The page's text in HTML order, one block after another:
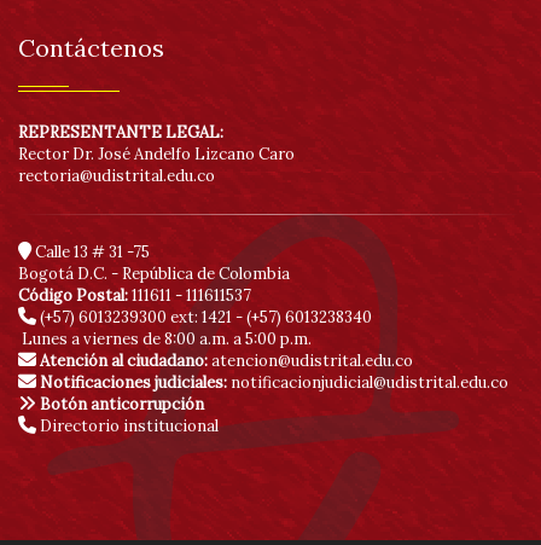
Contáctenos
REPRESENTANTE LEGAL:
Rector Dr. José Andelfo Lizcano Caro
rectoria@udistrital.edu.co
Calle 13 # 31 -75
Bogotá D.C. - República de Colombia
Código Postal:111611 - 111611537
(+57) 6013239300 ext: 1421 - (+57) 6013238340
Lunes a viernes de 8:00 a.m. a 5:00 p.m.
Atención al ciudadano:atencion@udistrital.edu.co
Notificaciones judiciales: notificacionjudicial@udistrital.edu.co
Botón anticorrupción
Directorio institucional